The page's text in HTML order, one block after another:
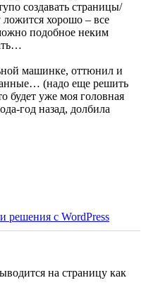
создавать страницы/
ложится хорошо – все
подобное неким
машинке, оттюнил и
(надо еще решить
будет уже моя головная
год назад, долбила
решения с WordPress
на страницу как